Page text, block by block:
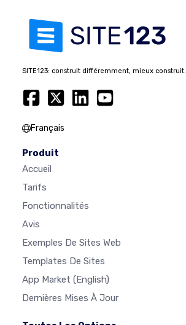
SITE123: construit différemment, mieux construit.
Français
Produit
Accueil
Tarifs
Fonctionnalités
Avis
Exemples De Sites Web
Templates De Sites
App Market (English)
Dernières Mises À Jour